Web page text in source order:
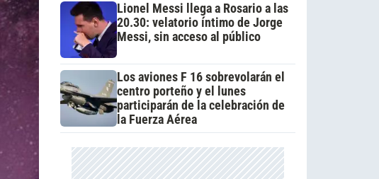
Lionel Messi llega a Rosario a las
20.30: velatorio íntimo de Jorge
Messi, sin acceso al público
Los aviones F 16 sobrevolarán el
centro porteño y el lunes
participarán de la celebración de
la Fuerza Aérea